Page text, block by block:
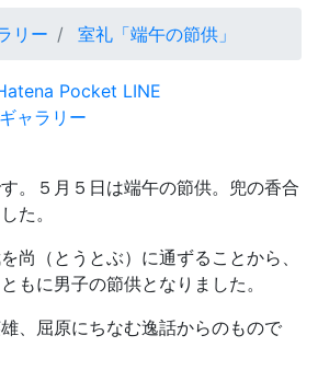
リー 室礼「端午の節供」
Pocket LINE
ャラリー
。５月５日は端午の節供。兜の香合
た。
尚（とうとぶ）に通ずることから、
もに男子の節供となりました。
、屈原にちなむ逸話からのもので